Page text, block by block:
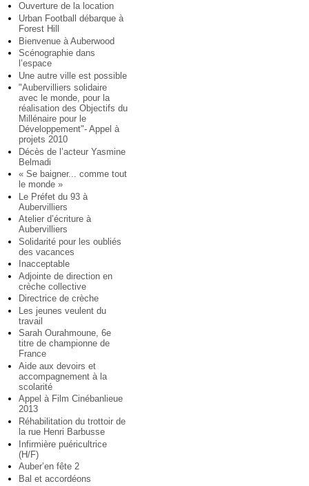
Ouverture de la location
Urban Football débarque à
Forest Hill
Bienvenue à Auberwood
Scénographie dans
l’espace
Une autre ville est possible
"Aubervilliers solidaire
avec le monde, pour la
réalisation des Objectifs du
Millénaire pour le
Développement"- Appel à
projets 2010
Décès de l’acteur Yasmine
Belmadi
« Se baigner... comme tout
le monde »
Le Préfet du 93 à
Aubervilliers
Atelier d’écriture à
Aubervilliers
Solidarité pour les oubliés
des vacances
Inacceptable
Adjointe de direction en
crèche collective
Directrice de crèche
Les jeunes veulent du
travail
Sarah Ourahmoune, 6e
titre de championne de
France
Aide aux devoirs et
accompagnement à la
scolarité
Appel à Film Cinébanlieue
2013
Réhabilitation du trottoir de
la rue Henri Barbusse
Infirmière puéricultrice
(H/F)
Auber’en fête 2
Bal et accordéons